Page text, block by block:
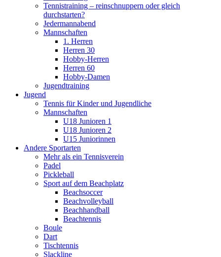
Tennistraining – reinschnuppern oder gleich
durchstarten?
Jedermannabend
Mannschaften
1. Herren
Herren 30
Hobby-Herren
Herren 60
Hobby-Damen
Jugendtraining
Jugend
Tennis für Kinder und Jugendliche
Mannschaften
U18 Junioren 1
U18 Junioren 2
U15 Juniorinnen
Andere Sportarten
Mehr als ein Tennisverein
Padel
Pickleball
Sport auf dem Beachplatz
Beachsoccer
Beachvolleyball
Beachhandball
Beachtennis
Boule
Dart
Tischtennis
Slackline